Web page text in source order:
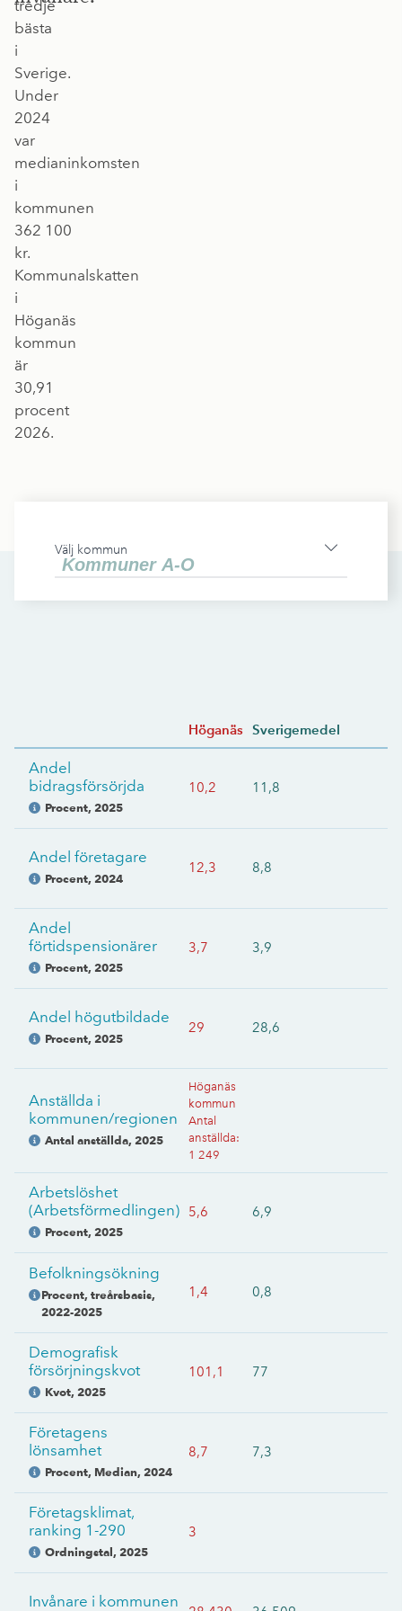
tredje
bästa
i
Sverige.
Under
2024
var
medianinkomsten
i
kommunen
362 100
kr.
Kommunalskatten
i
Höganäs
kommun
är
30,91
procent
2026.
Välj kommun
Höganäs Sverigemedel
Andel
bidragsförsörjda
Procent, 2025
10,2 11,8
Andel företagare
Procent, 2024
12,3 8,8
Andel
förtidspensionärer
Procent, 2025
3,7 3,9
Andel högutbildade
Procent, 2025
29 28,6
Anställda i
kommunen/regionen
Antal anställda, 2025
Höganäs
kommun
Antal
anställda:
1 249
Arbetslöshet
(Arbetsförmedlingen)
Procent, 2025
5,6 6,9
Befolkningsökning
Procent, treårsbasis,
2022-2025
1,4 0,8
Demografisk
försörjningskvot
Kvot, 2025
101,1 77
Företagens
lönsamhet
Procent, Median, 2024
8,7 7,3
Företagsklimat,
ranking 1-290
Ordningstal, 2025
3
Invånare i kommunen